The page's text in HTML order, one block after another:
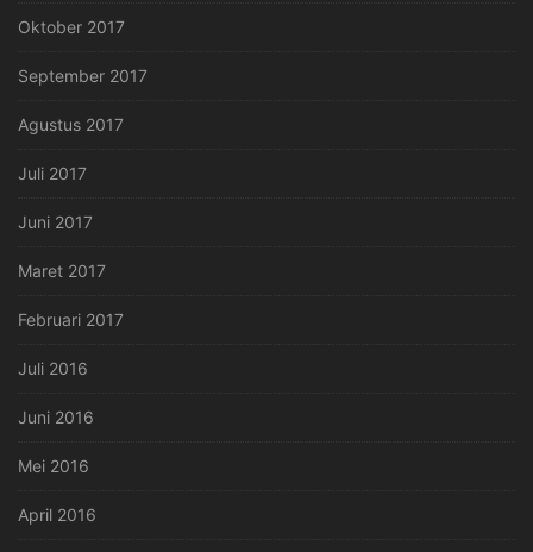
Oktober 2017
September 2017
Agustus 2017
Juli 2017
Juni 2017
Maret 2017
Februari 2017
Juli 2016
Juni 2016
Mei 2016
April 2016